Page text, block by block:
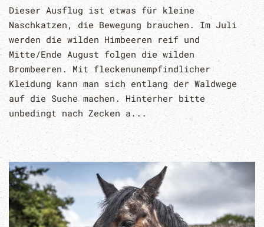
Dieser Ausflug ist etwas für kleine
Naschkatzen, die Bewegung brauchen. Im Juli
werden die wilden Himbeeren reif und
Mitte/Ende August folgen die wilden
Brombeeren. Mit fleckenunempfindlicher
Kleidung kann man sich entlang der Waldwege
auf die Suche machen. Hinterher bitte
unbedingt nach Zecken a...